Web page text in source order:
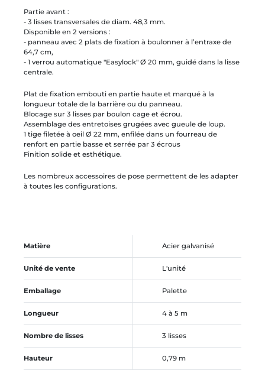
Partie avant :
- 3 lisses transversales de diam. 48,3 mm.
Disponible en 2 versions :
- panneau avec 2 plats de fixation à boulonner à l’entraxe de
64,7 cm,
- 1 verrou automatique "Easylock" Ø 20 mm, guidé dans la lisse
centrale.
Plat de fixation embouti en partie haute et marqué à la
longueur totale de la barrière ou du panneau.
Blocage sur 3 lisses par boulon cage et écrou.
Assemblage des entretoises grugées avec gueule de loup.
1 tige filetée à oeil Ø 22 mm, enfilée dans un fourreau de
renfort en partie basse et serrée par 3 écrous
Finition solide et esthétique.
Les nombreux accessoires de pose permettent de les adapter
à toutes les configurations.
Matière Acier galvanisé
Unité de vente L'unité
Emballage Palette
Longueur 4 à 5 m
Nombre de lisses 3 lisses
Hauteur 0,79 m